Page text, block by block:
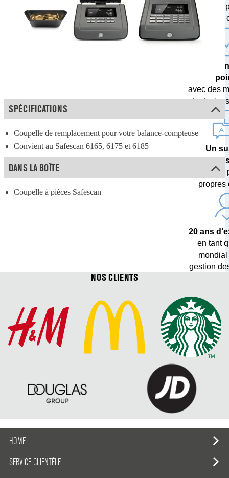
SPÉCIFICATIONS
Coupelle de remplacement pour votre balance-compteuse
Convient au Safescan 6165, 6175 et 6185
DANS LA BOÎTE
Coupelle à pièces Safescan
testés
banques
Une
avec des
de
Un
assuré
propres
20 ans
en tant
gestion
NOS CLIENTS
HOME
SERVICE CLIENTÈLE